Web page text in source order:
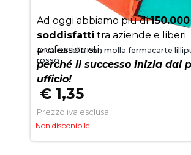
Arca cartella con molla fermacarte
rosso
€ 1,35
Prezzo iva esclusa
Non disponibile
Ad oggi abbiamo più di
soddisfatti tra aziende e liberi
professionisti,
perché il successo inizia dal
ufficio!